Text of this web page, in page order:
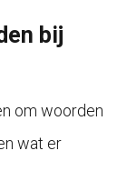
bij
om woorden
wat er